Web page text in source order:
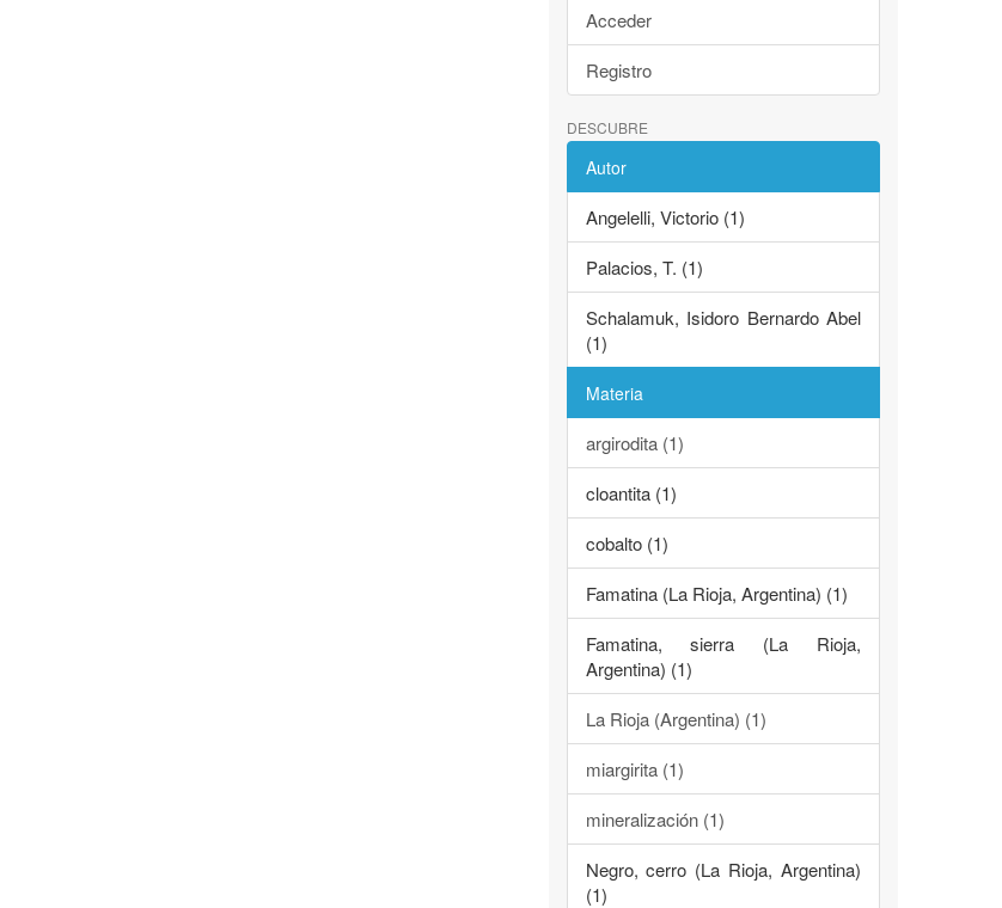
Acceder
Registro
DESCUBRE
Autor
Angelelli, Victorio (1)
Palacios, T. (1)
Schalamuk, Isidoro Bernardo Abel
(1)
Materia
argirodita (1)
cloantita (1)
cobalto (1)
Famatina (La Rioja, Argentina) (1)
Famatina, sierra (La Rioja,
Argentina) (1)
La Rioja (Argentina) (1)
miargirita (1)
mineralización (1)
Negro, cerro (La Rioja, Argentina)
(1)